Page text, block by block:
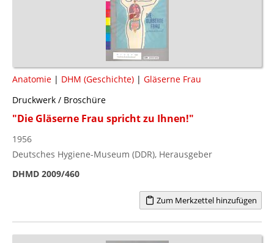
Anatomie | DHM (Geschichte) | Gläserne Frau
Druckwerk / Broschüre
"Die Gläserne Frau spricht zu Ihnen!"
1956
Deutsches Hygiene-Museum (DDR), Herausgeber
DHMD 2009/460
Zum Merkzettel hinzufügen